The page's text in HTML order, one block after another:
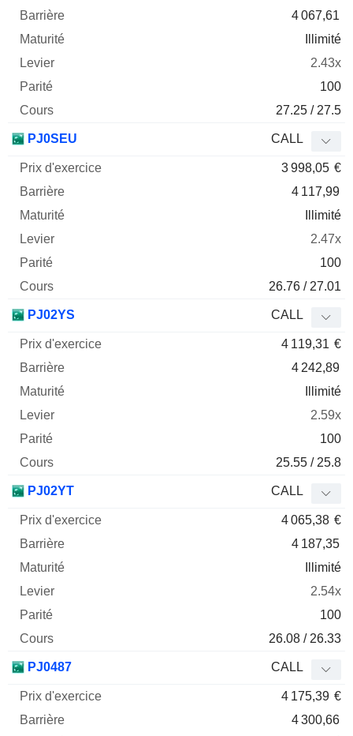
4 067,61
Illimité
2.43x
100
27.25 / 27.5
PJ0SEU CALL
3 998,05 €
4 117,99
Illimité
2.47x
100
26.76 / 27.01
PJ02YS CALL
4 119,31 €
4 242,89
Illimité
2.59x
100
25.55 / 25.8
PJ02YT CALL
4 065,38 €
4 187,35
Illimité
2.54x
100
26.08 / 26.33
PJ0487 CALL
4 175,39 €
4 300,66